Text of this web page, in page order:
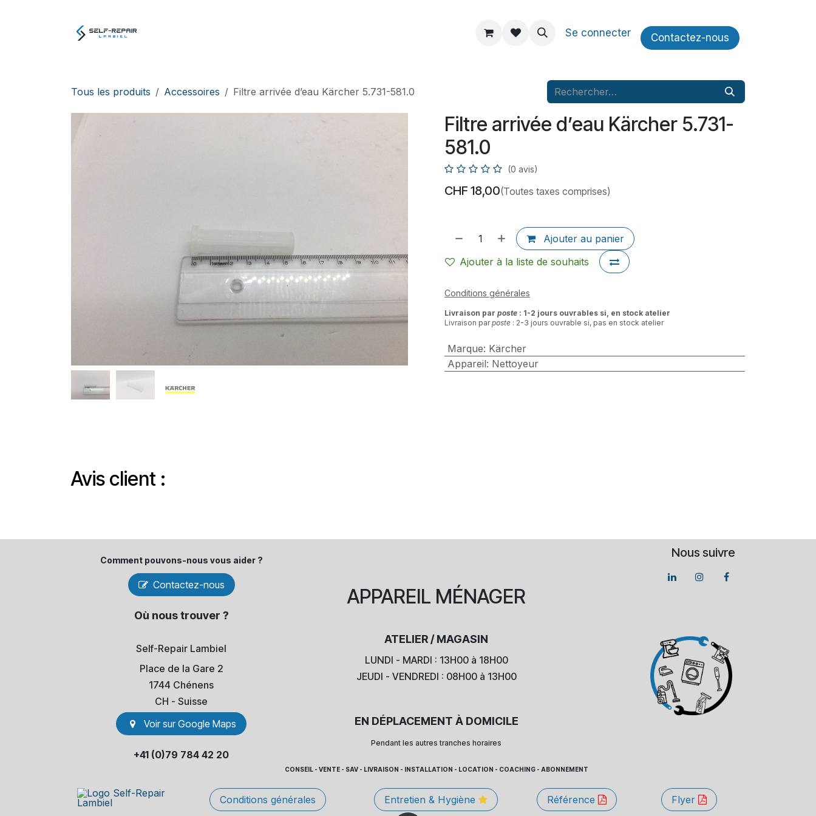
À propos Se connecter Contactez​​-nous
Tous les produits Accessoires Filtre arrivée d’eau Kärcher 5.731-581.0
Filtre arrivée d’eau Kärcher 5.731-
581.0
(0 avis)
CHF 18,00(Toutes taxes comprises)
Ajouter au panier
Ajouter à la liste de souhaits
Conditions générales
Livraison par poste : 1-2 jours ouvrables si, en stock atelier
Livraison parposte : 2-3 jours ouvrable si, pas en stock atelier
Marque: Kärcher
Appareil: Nettoyeur
Avis client :
Nous suivre
Comment pouvons-​nous vous aider ?
Contactez-nous
Où nous trouver ?
Self-Repair Lambiel
Place de la Gare 2
1744 Chénens
​CH - Suisse
Voir sur Go​​ogle Maps
+41 (0)79 784 42 20
APPAREIL MÉNAGER
ATELIER / MAGASIN
LUNDI - MARDI : 13H00 à 18H00
JEUDI - VENDREDI : 08H00 à 13H00
EN DÉPLACEMENT À DOMICILE
Pendant les autres tranches horaires
CONSEIL - VENTE - SAV - LIVRAISON - INSTALLATION - LOCATION - COACHING - ABONNEMENT
Entretien & Hygiène Référence Flyer
Conditions générales